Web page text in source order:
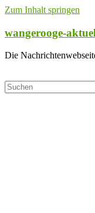
Zum Inhalt springen
wangerooge-
Die